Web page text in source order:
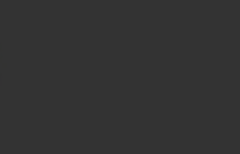
MATE MAXI スカート